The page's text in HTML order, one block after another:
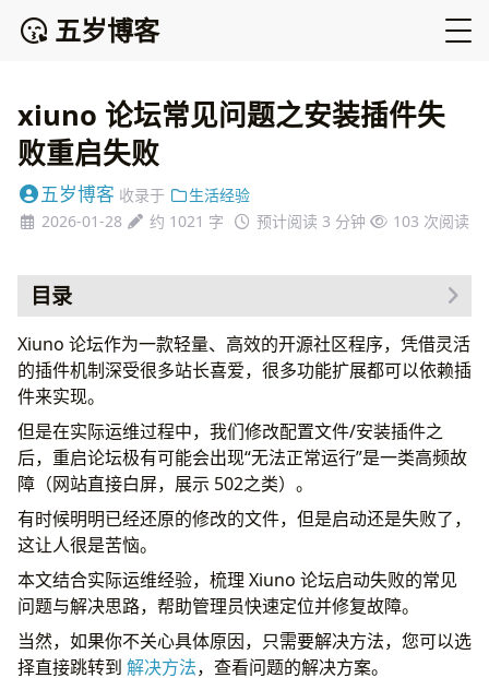
五岁博客
xiuno 论坛常见问题之安装插件失
败重启失败
五岁博客 收录于
生活经验
2026-01-28
约 1021 字 预计阅读 3 分钟 103 次阅读
目录
原因分析
解决方法
总结
Xiuno 论坛作为一款轻量、高效的开源社区程序，凭借灵活
的插件机制深受很多站长喜爱，很多功能扩展都可以依赖插
件来实现。
但是在实际运维过程中，我们修改配置文件/安装插件之
后，重启论坛极有可能会出现“无法正常运行”是一类高频故
障（网站直接白屏，展示 502之类）。
有时候明明已经还原的修改的文件，但是启动还是失败了，
这让人很是苦恼。
本文结合实际运维经验，梳理 Xiuno 论坛启动失败的常见
问题与解决思路，帮助管理员快速定位并修复故障。
当然，如果你不关心具体原因，只需要解决方法，您可以选
择直接跳转到 解决方法，查看问题的解决方案。